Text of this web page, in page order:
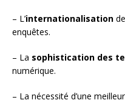
– L’internationalisation
enquêtes.
– La sophistication des
numérique.
– La nécessité d’une